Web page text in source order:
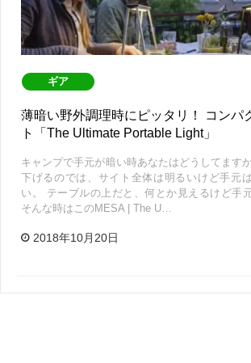
ギア
薄暗い野外調理時にピッタリ！ コンパ
ト「The Ultimate Portable Light」
キャンプで手元が暗い時あなたはどうしてます
下げるのでは、サイト全体は明るいけど手元
い。 テーブルの上だと、何とか見えるけど手
そんな時はこのMESA | The U…
2018年10月20日